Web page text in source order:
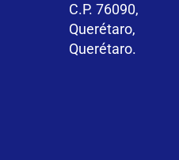
C.P. 76090,
Querétaro,
Querétaro.